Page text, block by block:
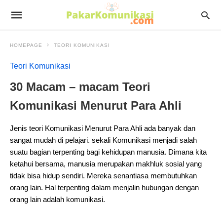
HOMEPAGE TEORI KOMUNIKASI
Teori Komunikasi
30 Macam – macam Teori
Komunikasi Menurut Para Ahli
Jenis teori Komunikasi Menurut Para Ahli ada banyak dan
sangat mudah di pelajari. sekali Komunikasi menjadi salah
suatu bagian terpenting bagi kehidupan manusia. Dimana kita
ketahui bersama, manusia merupakan makhluk sosial yang
tidak bisa hidup sendiri. Mereka senantiasa membutuhkan
orang lain. Hal terpenting dalam menjalin hubungan dengan
orang lain adalah komunikasi.